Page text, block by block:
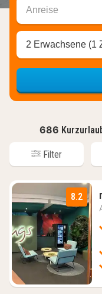
Anreise
2 Erwachsene (1
686
Filter
8.2